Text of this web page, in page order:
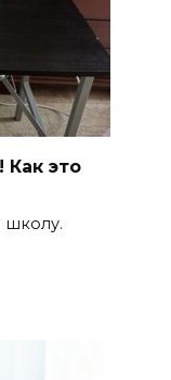
Как это
школу.